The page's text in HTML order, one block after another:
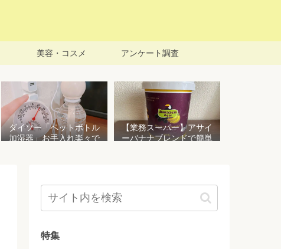
美容・コスメ アンケート調査
ダイソー「ペットボトル
加湿器」お手入れ楽々で
【業務スーパー】アサイ
ーバナナブレンドで簡単
特集